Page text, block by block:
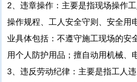
2、违章操作：主要是指现场操作
操作规程、工人安全守则、安全用
业具体包括：不遵守施工现场的安
用个人防护用品；擅自动用机械、
3、违反劳动纪律：主要是指工人